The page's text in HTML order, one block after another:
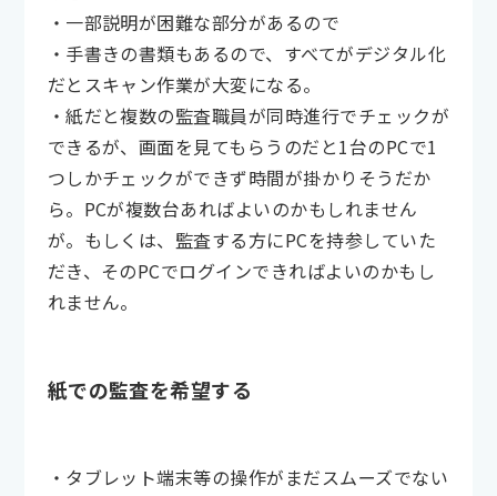
・一部説明が困難な部分があるので
・手書きの書類もあるので、すべてがデジタル化
だとスキャン作業が大変になる。
・紙だと複数の監査職員が同時進行でチェックが
できるが、画面を見てもらうのだと1台のPCで1
つしかチェックができず時間が掛かりそうだか
ら。PCが複数台あればよいのかもしれません
が。もしくは、監査する方にPCを持参していた
だき、そのPCでログインできればよいのかもし
れません。
紙での監査を希望する
・タブレット端末等の操作がまだスムーズでない